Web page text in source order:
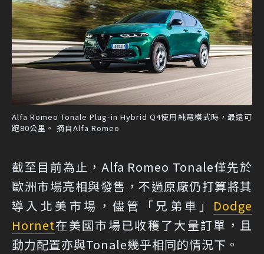
Alfa Romeo Tonale Plug-in Hybrid Q4使用純電模式時，最遠可
跑80公里。 摘自Alfa Romeo
截至目前為止，Alfa Romeo Tonale僅先於
歐洲市場亮相與發售，不過原廠仍打算將其
導入北美市場，儘管「兄弟車」 Dodge
Hornet在美國市場已收穫了大量訂單，且
動力配置亦與Tonale幾乎相同的情況下。